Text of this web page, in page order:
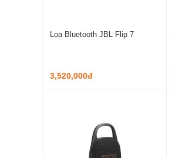
Loa Bluetooth JBL Flip 7
3,520,000đ